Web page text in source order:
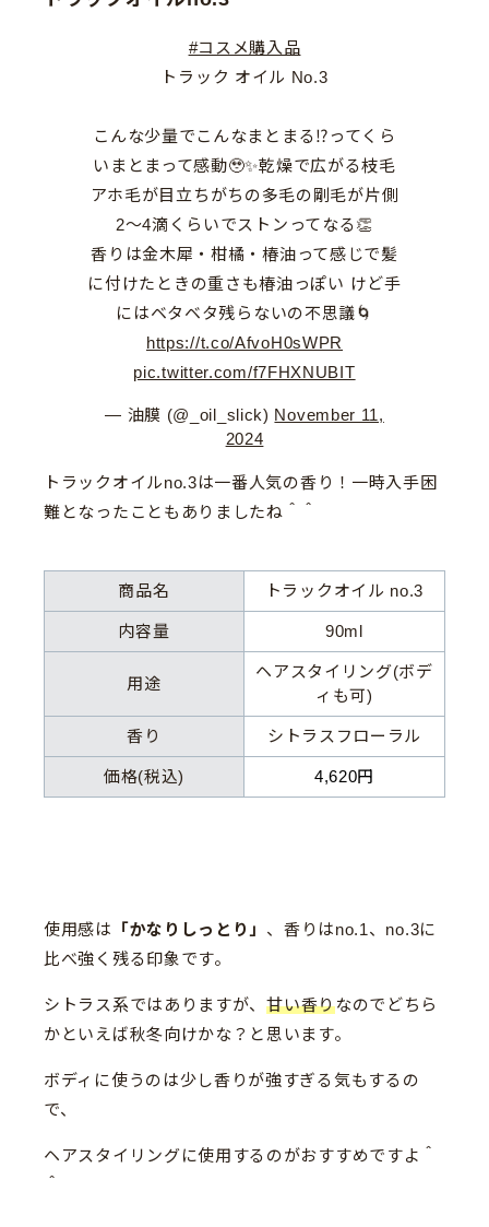
#コスメ購入品
トラック オイル No.3
こんな少量でこんなまとまる⁉️ってくら
いまとまって感動🥹✨乾燥で広がる枝毛
アホ毛が目立ちがちの多毛の剛毛が片側
2〜4滴くらいでストンってなる👏
香りは金木犀・柑橘・椿油って感じで髪
に付けたときの重さも椿油っぽい けど手
にはベタベタ残らないの不思議🌀
https://t.co/AfvoH0sWPR
pic.twitter.com/f7FHXNUBIT
— 油膜 (@_oil_slick) November 11,
2024
トラックオイルno.3は一番人気の香り！一時入手困
難となったこともありましたね＾＾
商品名 トラックオイル no.3
内容量 90ml
用途
ヘアスタイリング(ボデ
ィも可)
香り シトラスフローラル
価格(税込) 4,620円
使用感は 「かなりしっとり」 、香りはno.1、no.3に
比べ強く残る印象です。
シトラス系ではありますが、甘い香りなのでどちら
かといえば秋冬向けかな？と思います。
ボディに使うのは少し香りが強すぎる気もするの
で、
ヘアスタイリングに使用するのがおすすめですよ＾